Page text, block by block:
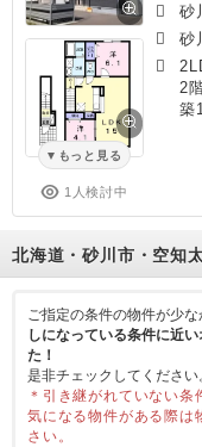
もっと見る
1人検討中
砂
砂
2
築
北海道・砂川市・空知
ご指定の条件の物件が少
しになっている条件に近
た！
是非チェックしてください
＊引き継がれていない条
気になる物件がある際は
さい。